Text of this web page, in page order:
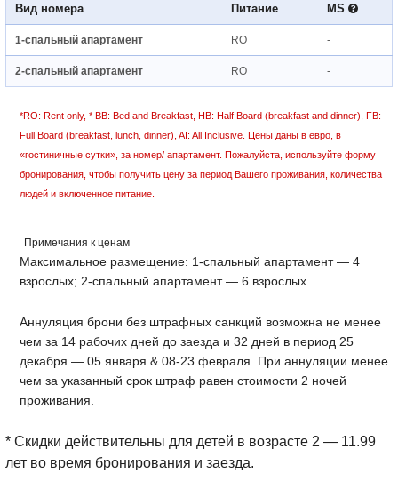
Вид номера Питание MS
1-спальный апартамент RO -
2-спальный апартамент RO -
*RO: Rent only, * BB: Bed and Breakfast, HB: Half Board (breakfast and dinner), FB:
Full Board (breakfast, lunch, dinner), AI: All Inclusive. Цены даны в евро, в
«гостиничные сутки», за номер/ апартамент. Пожалуйста, используйте форму
бронирования, чтобы получить цену за период Вашего проживания, количества
людей и включенное питание.
Примечания к ценам
Максимальное размещение: 1-спальный апартамент — 4
взрослых; 2-спальный апартамент — 6 взрослых.
Аннуляция брони без штрафных санкций возможна не менее
чем за 14 рабочих дней до заезда и 32 дней в период 25
декабря — 05 января & 08-23 февраля. При аннуляции менее
чем за указанный срок штраф равен стоимости 2 ночей
проживания.
* Скидки действительны для детей в возрасте 2 — 11.99
лет во время бронирования и заезда.